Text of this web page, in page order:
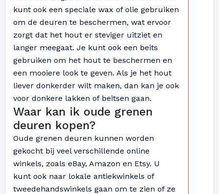
kunt ook een speciale wax of olie gebruiken
om de deuren te beschermen, wat ervoor
zorgt dat het hout er steviger uitziet en
langer meegaat. Je kunt ook een beits
gebruiken om het hout te beschermen en
een mooiere look te geven. Als je het hout
liever donkerder wilt maken, dan kan je ook
voor donkere lakken of beitsen gaan.
Waar kan ik oude grenen
deuren kopen?
Oude grenen deuren kunnen worden
gekocht bij veel verschillende online
winkels, zoals eBay, Amazon en Etsy. U
kunt ook naar lokale antiekwinkels of
tweedehandswinkels gaan om te zien of ze